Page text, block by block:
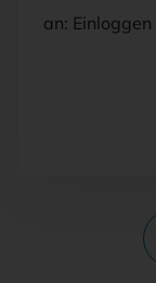
an: